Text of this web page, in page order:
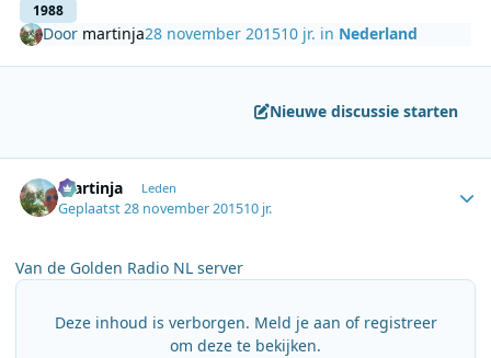
1988
Door martinja28 november 201510 jr. in Nederland
Nieuwe discussie starten
martinja Leden
Geplaatst28 november 201510 jr.
Van de Golden Radio NL server
Deze inhoud is verborgen. Meld je aan of registreer
om deze te bekijken.